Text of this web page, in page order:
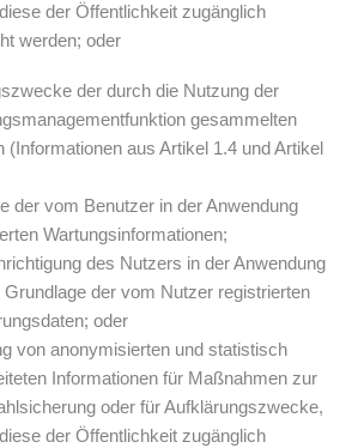
der Öffentlichkeit zugänglich
werden; oder
der durch die Nutzung der
gesammelten
(Informationen aus Artikel 1.4 und Artikel
der vom Benutzer in der Anwendung
Wartungsinformationen;
des Nutzers in der Anwendung
Grundlage der vom Nutzer registrierten
oder
von anonymisierten und statistisch
Informationen für Maßnahmen zur
oder für Aufklärungszwecke,
der Öffentlichkeit zugänglich